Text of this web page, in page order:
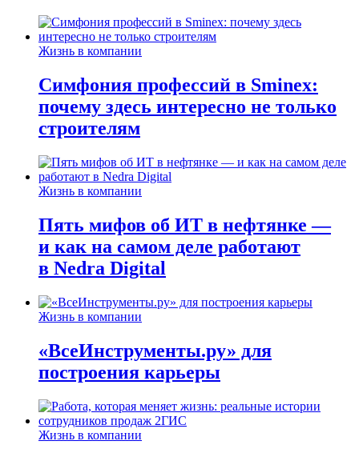
Жизнь в компании
Симфония профессий в Sminex:
почему здесь интересно не только
строителям
Жизнь в компании
Пять мифов об ИТ в нефтянке —
и как на самом деле работают
в Nedra Digital
Жизнь в компании
«ВсеИнструменты.ру» для
построения карьеры
Жизнь в компании